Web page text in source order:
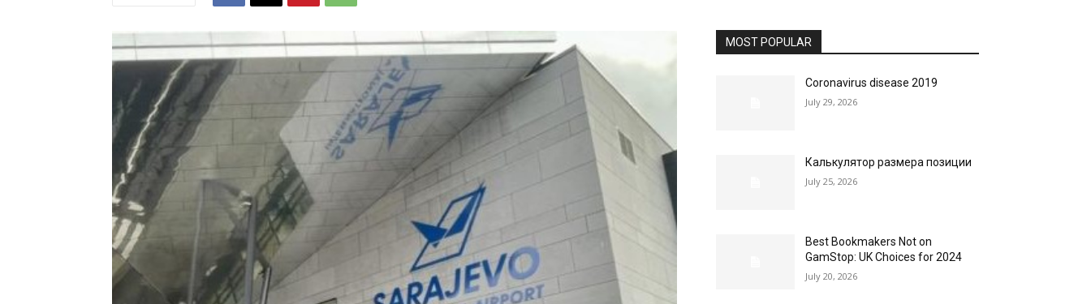
MOST POPULAR
Coronavirus disease 2019
July 29, 2026
Калькулятор размера позиции
July 25, 2026
Best Bookmakers Not on
GamStop: UK Choices for 2024
July 20, 2026